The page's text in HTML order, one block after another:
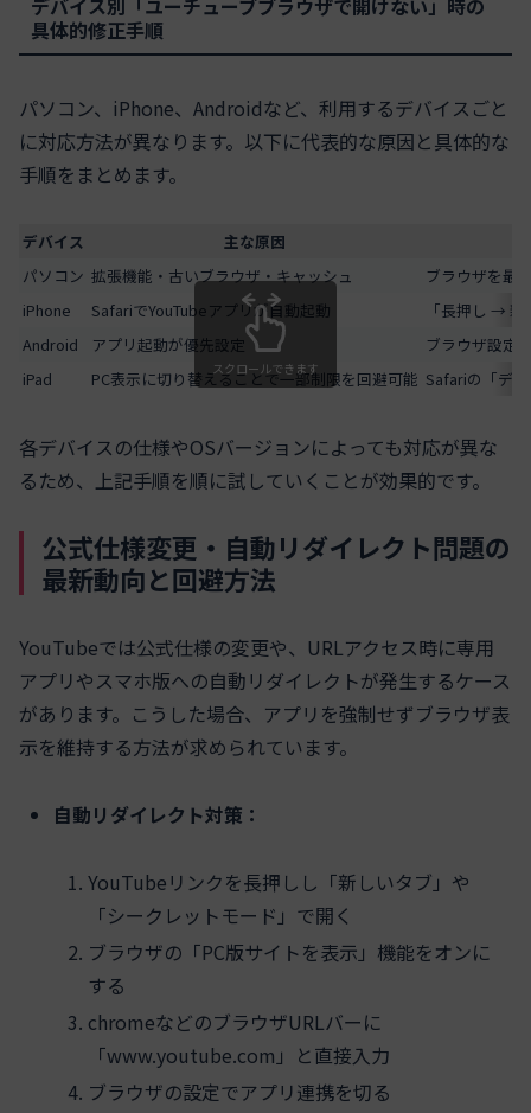
具体的修正手順
パソコン、iPhone、Androidなど、利用するデバイスごと
に対応方法が異なります。以下に代表的な原因と具体的な
手順をまとめます。
デバイス
主な原因
パソコン 拡張機能・古いブラウザ・キャッシュ
ブラウザを最
iPhone
SafariでYouTubeアプリが自動起動
「長押し →
Android
アプリ起動が優先設定
ブラウザ設定
iPad
PC表示に切り替えることで一部制限を回避可能 Safariの「デ
スクロールできます
各デバイスの仕様やOSバージョンによっても対応が異な
るため、上記手順を順に試していくことが効果的です。
公式仕様変更・自動リダイレクト問題の
最新動向と回避方法
YouTubeでは公式仕様の変更や、URLアクセス時に専用
アプリやスマホ版への自動リダイレクトが発生するケース
があります。こうした場合、アプリを強制せずブラウザ表
示を維持する方法が求められています。
自動リダイレクト対策：
YouTubeリンクを長押しし「新しいタブ」や
「シークレットモード」で開く
ブラウザの「PC版サイトを表示」機能をオンに
する
chromeなどのブラウザURLバーに
「www.youtube.com」と直接入力
ブラウザの設定でアプリ連携を切る